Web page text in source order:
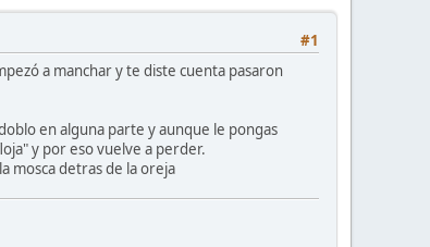
#1
a manchar y te diste cuenta pasaron
en alguna parte y aunque le pongas
y por eso vuelve a perder.
mosca detras de la oreja